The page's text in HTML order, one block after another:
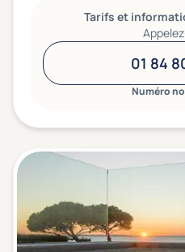
Tarifs et
01 84
Numéro